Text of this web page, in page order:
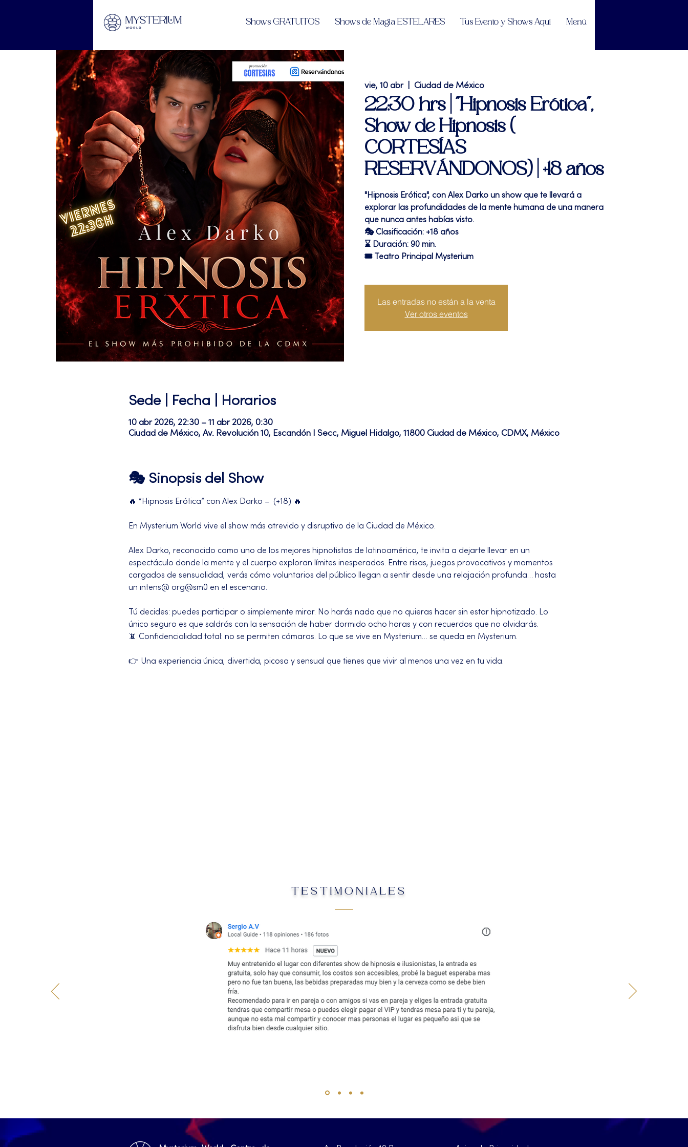
Shows GRATUITOS Shows de Magia ESTELARES Tus Evento y Shows Aquí Menú
vie, 10 abr
  |
Ciudad de México
22:30 hrs | "Hipnosis Erótica",
Show de Hipnosis (
CORTESÍAS
RESERVÁNDONOS) | +18 años
"Hipnosis Erótica", con Alex Darko un show que te llevará a
explorar las profundidades de la mente humana de una manera
que nunca antes habías visto.
🎭 Clasificación: +18 años
⌛ Duración: 90 min.
🎟 Teatro Principal Mysterium
Las entradas no están a la venta
Ver otros eventos
Sede | Fecha | Horarios
10 abr 2026, 22:30 – 11 abr 2026, 0:30
Ciudad de México, Av. Revolución 10, Escandón I Secc, Miguel Hidalgo, 11800 Ciudad de México, CDMX, México
🎭 Sinopsis del Show
🔥 “Hipnosis Erótica” con Alex Darko –  (+18) 🔥
En Mysterium World vive el show más atrevido y disruptivo de la Ciudad de México.
Alex Darko, reconocido como uno de los mejores hipnotistas de latinoamérica, te invita a dejarte llevar en un
espectáculo donde la mente y el cuerpo exploran límites inesperados. Entre risas, juegos provocativos y momentos
cargados de sensualidad, verás cómo voluntarios del público llegan a sentir desde una relajación profunda… hasta
un intens@ org@sm0 en el escenario.
Tú decides: puedes participar o simplemente mirar. No harás nada que no quieras hacer sin estar hipnotizado. Lo
único seguro es que saldrás con la sensación de haber dormido ocho horas y con recuerdos que no olvidarás.
📵 Confidencialidad total: no se permiten cámaras. Lo que se vive en Mysterium… se queda en Mysterium.
👉 Una experiencia única, divertida, picosa y sensual que tienes que vivir al menos una vez en tu vida.
TESTIMONIALES